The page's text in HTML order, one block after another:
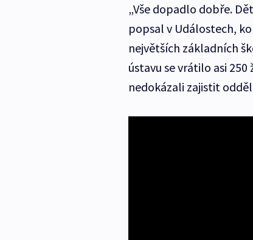
„Vše dopadlo dobře.
popsal v Událostech,
největších základních
ústavu se vrátilo asi
nedokázali zajistit